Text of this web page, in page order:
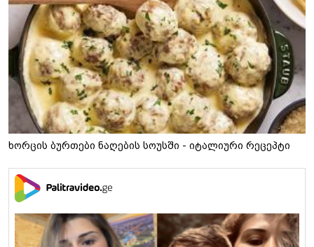
ხორცის ბურთები ნაღების სოუსში - იტალიური რეცეპტი